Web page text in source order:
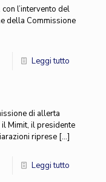
l’intervento del
della Commissione
Leggi tutto
di allerta
Mimit, il presidente
riprese […]
Leggi tutto